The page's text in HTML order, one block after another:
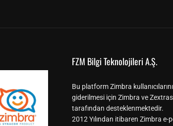
FZM Bilgi Teknolojileri A.Ş.
Bu platform Zimbra
giderilmesi için Zimbra ve
tarafından desteklenmektedir.
2012 Yılından itibaren Zimbra